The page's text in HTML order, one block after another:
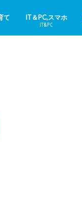
て IT＆PC,スマホ
IT&PC